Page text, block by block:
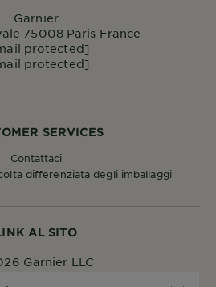
AL SITO
Garnier LLC
SERVICES
Contattaci
differenziata degli imballaggi
Garnier
75008 Paris France
protected]
protected]